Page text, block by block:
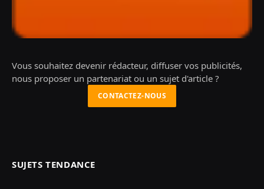
Vous souhaitez devenir rédacteur, diffuser vos publicités,
nous proposer un partenariat ou un sujet d'article ?
CONTACTEZ-NOUS
SUJETS TENDANCE